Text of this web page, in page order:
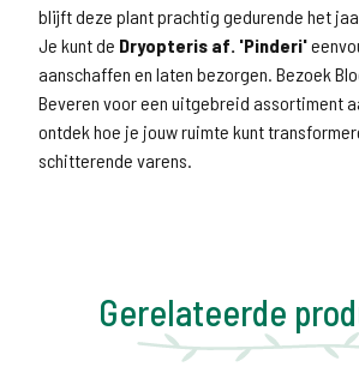
blijft deze plant prachtig gedurende het
Je kunt de Dryopteris af. 'Pinderi'
aanschaffen en laten bezorgen. Bezoek
Beveren voor een uitgebreid assortiment
ontdek hoe je jouw ruimte kunt
schitterende varens.
Gerelateerde